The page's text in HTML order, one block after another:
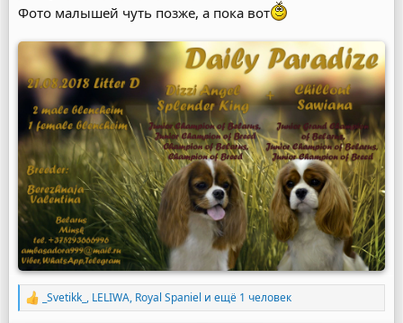
Фото малышей чуть позже, а пока вот
Р
_Svetikk_ , LELIWA, Royal Spaniel и ещё 1 человек